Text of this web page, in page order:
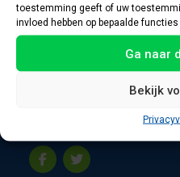
toestemming geeft of uw
invloed hebben op bepaalde
Ga naar
Bekijk